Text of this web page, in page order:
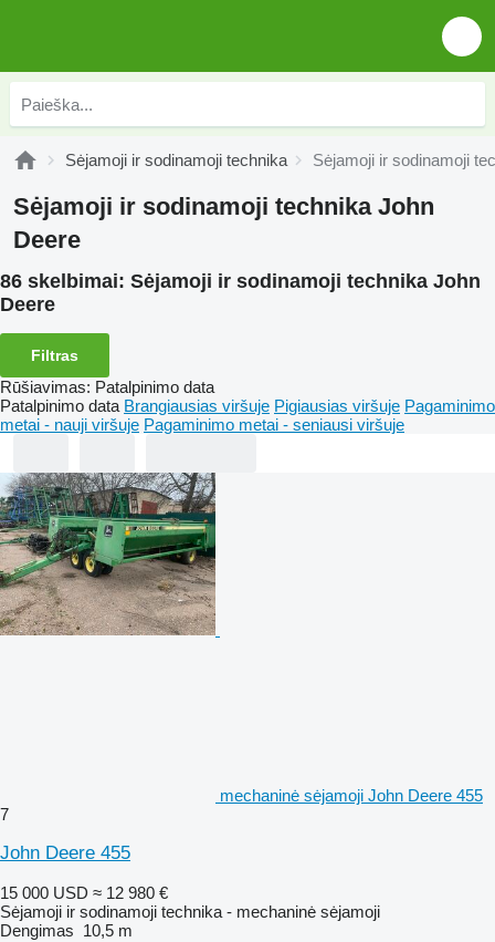
Sėjamoji ir sodinamoji technika Sėjamoji ir sodinamoji
Sėjamoji ir sodinamoji technika John
Deere
86 skelbimai: Sėjamoji ir sodinamoji technika John
Deere
Filtras
Rūšiavimas: Patalpinimo data
Patalpinimo data Brangiausias viršuje Pigiausias viršuje Pagaminimo
metai - nauji viršuje Pagaminimo metai - seniausi viršuje
mechaninė sėjamoji John Deere 455
7
John Deere 455
15 000 USD ≈ 12 980 €
Sėjamoji ir sodinamoji technika - mechaninė sėjamoji
Dengimas 10,5 m